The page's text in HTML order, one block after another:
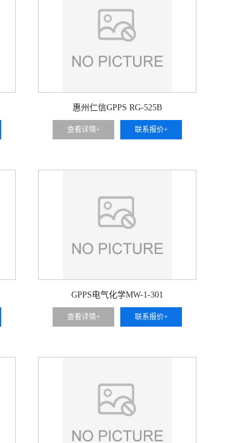
惠州仁信GPPS RG-525B
查看详情+ 联系报价+
GPPS电气化学MW-1-301
查看详情+ 联系报价+